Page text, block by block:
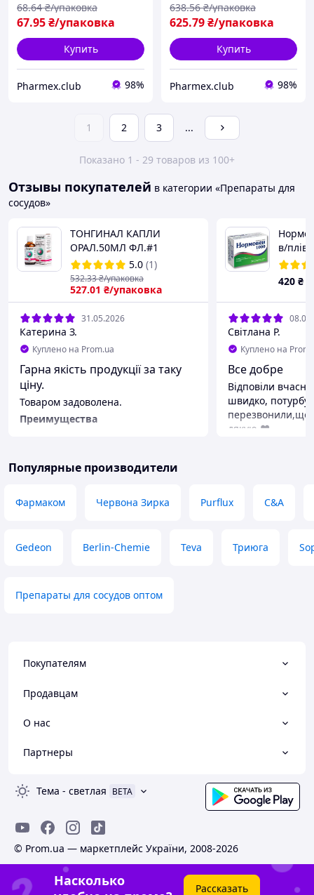
67.95₴/упаковка
68.64 ₴/упаковка
Купить
Pharmex.club 98%
625.79₴/упаковка
638.56 ₴/упаковка
Купить
Pharmex.club 98%
1 2 3 ...
Показано 1 - 29 товаров из 100+
Отзывы покупателей в категории «Препараты для
сосудов»
ТОНГИНАЛ КАПЛИ
ОРАЛ.50МЛ ФЛ.#1
5.0 (1)
527.01 ₴/упаковка
532.33₴/упаковка
31.05.2026
Катерина З.
Куплено на Prom.ua
Гарна якість продукції за таку
ціну.
Товаром задоволена.
Преимущества
Недоліків не знайшла .
в/
№30
420 ₴
Світлана Р.
Куплено на
Все добре
Відповіли
швидко,
дякую ❤️
Популярные производители
Фармаком Червона Зирка Purflux С&A
Gedeon Berlin-Chemie Teva Триюга
Препараты для сосудов оптом
Покупателям
Продавцам
О нас
Партнеры
Тема - светлая BETA
© Prom.ua — маркетплейс України, 2008-2026
Насколько
Рассказать